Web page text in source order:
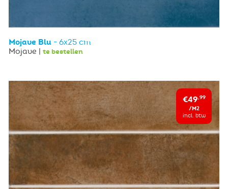
Mojave Blu - 6x25 cm
Mojave | te bestellen
€49,99
/M2
incl. btw